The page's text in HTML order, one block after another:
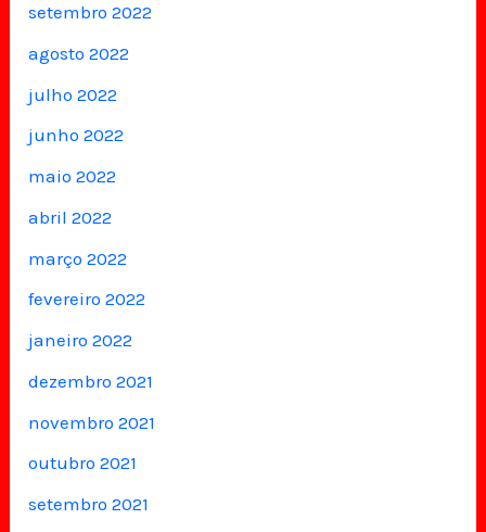
setembro 2022
agosto 2022
julho 2022
junho 2022
maio 2022
abril 2022
março 2022
fevereiro 2022
janeiro 2022
dezembro 2021
novembro 2021
outubro 2021
setembro 2021